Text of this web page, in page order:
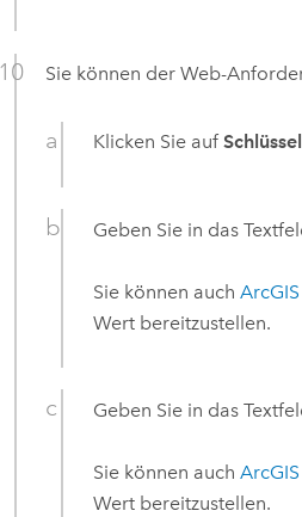
Sie können der Web-
Klicken Sie auf
Geben Sie in das
Sie können auch
Wert bereitzustellen.
Geben Sie in das
Sie können auch
Wert bereitzustellen.